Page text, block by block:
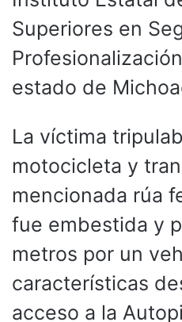
Superiores en
estado de
La víctima
motocicleta y
mencionada rúa
fue embestida y
metros por un
características
acceso a la